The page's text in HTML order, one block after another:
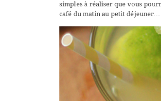
simples à réaliser que vous
café du matin au petit déjeuner…